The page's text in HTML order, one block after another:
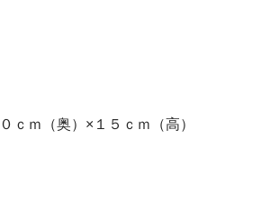
ｃｍ（奥）×１５ｃｍ（高）